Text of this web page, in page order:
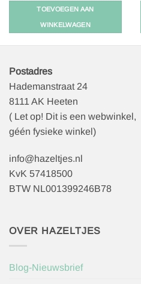
TOEVOEGEN AAN
WINKELWAGEN
Postadres
Hademanstraat 24
8111 AK Heeten
( Let op! Dit is een webwinkel,
géén fysieke winkel)
info@hazeltjes.nl
KvK 57418500
BTW NL001399246B78
OVER HAZELTJES
Blog-Nieuwsbrief